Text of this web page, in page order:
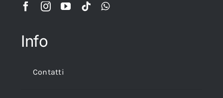
Info
Contatti